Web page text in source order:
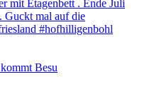
Besu